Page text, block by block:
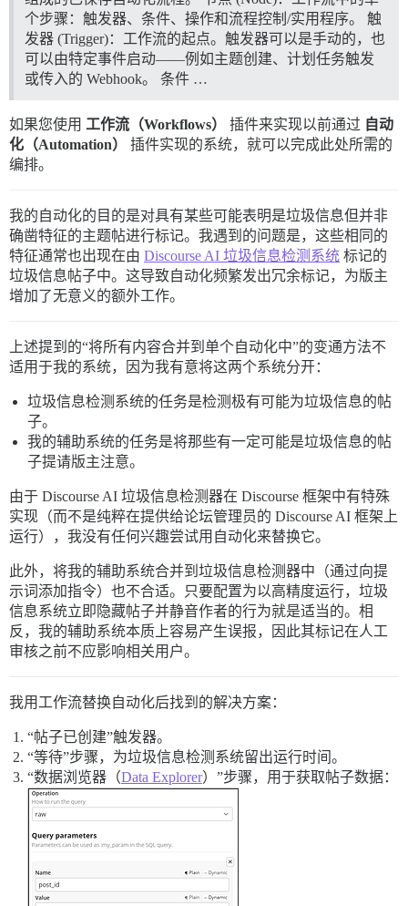
个步骤：触发器、条件、操作和流程控制/实用程序。 触
发器 (Trigger)：工作流的起点。触发器可以是手动的，也
可以由特定事件启动——例如主题创建、计划任务触发
或传入的 Webhook。 条件 …
如果您使用 工作流（Workflows） 插件来实现以前通过 自动
化（Automation）
插件实现的系统，就可以完成此处所需的
编排。
我的自动化的目的是对具有某些可能表明是垃圾信息但并非
确凿特征的主题帖进行标记。我遇到的问题是，这些相同的
特征通常也出现在由 Discourse AI 垃圾信息检测系统 标记的
垃圾信息帖子中。这导致自动化频繁发出冗余标记，为版主
增加了无意义的额外工作。
上述提到的“将所有内容合并到单个自动化中”的变通方法不
适用于我的系统，因为我有意将这两个系统分开：
垃圾信息检测系统的任务是检测极有可能为垃圾信息的帖
子。
我的辅助系统的任务是将那些有一定可能是垃圾信息的帖
子提请版主注意。
由于 Discourse AI 垃圾信息检测器在 Discourse 框架中有特殊
实现（而不是纯粹在提供给论坛管理员的 Discourse AI 框架上
运行），我没有任何兴趣尝试用自动化来替换它。
此外，将我的辅助系统合并到垃圾信息检测器中（通过向提
示词添加指令）也不合适。只要配置为以高精度运行，垃圾
信息系统立即隐藏帖子并静音作者的行为就是适当的。相
反，我的辅助系统本质上容易产生误报，因此其标记在人工
审核之前不应影响相关用户。
我用工作流替换自动化后找到的解决方案：
“帖子已创建”触发器。
“等待”步骤，为垃圾信息检测系统留出运行时间。
“数据浏览器（Data Explorer）”步骤，用于获取帖子数据：